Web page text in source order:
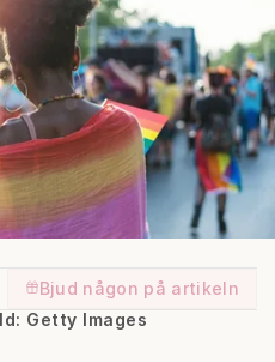
Bjud någon på artikeln
Getty Images